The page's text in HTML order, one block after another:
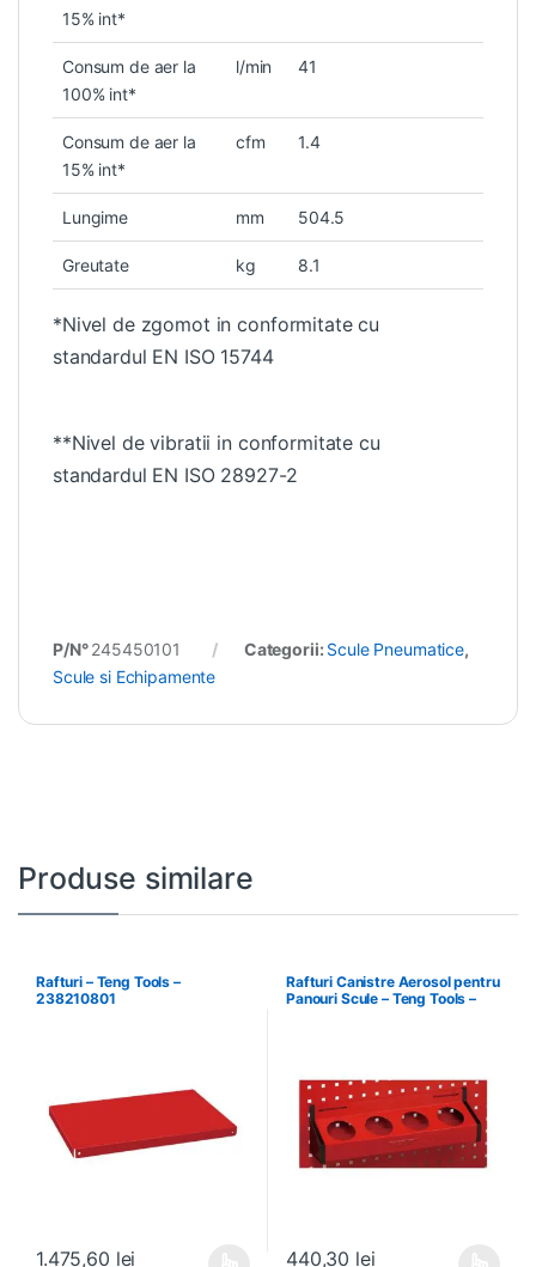
15% int*
Consum de aer la
100% int*
l/min 41
Consum de aer la
15% int*
cfm 1.4
Lungime mm 504.5
Greutate kg 8.1
*Nivel de zgomot in conformitate cu
standardul EN ISO 15744
**Nivel de vibratii in conformitate cu
standardul EN ISO 28927-2
P/N°245450101 Categorii: Scule Pneumatice,
Scule si Echipamente
Produse similare
Rafturi – Teng Tools –
238210801
1.475,60 lei
Rafturi Canistre Aerosol pentru
Panouri Scule – Teng Tools –
440,30 lei